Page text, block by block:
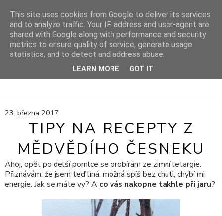
DIY PROJEKTY
DIY blog s návody, výtvarnými tipy a cestami za inspirací
23. března 2017
TIPY NA RECEPTY Z
MĚDVĚDÍHO ČESNEKU
Ahoj, opět po delší pomlce se probírám ze zimní letargie.
Přiznávám, že jsem teď líná, možná spíš bez chuti, chybí mi
energie. Jak se máte vy? A co vás nakopne takhle při jaru?
This site uses cookies from Google to deliver its services
and to analyze traffic. Your IP address and user-agent are
shared with Google along with performance and security
metrics to ensure quality of service, generate usage
statistics, and to detect and address abuse.
LEARN MORE GOT IT